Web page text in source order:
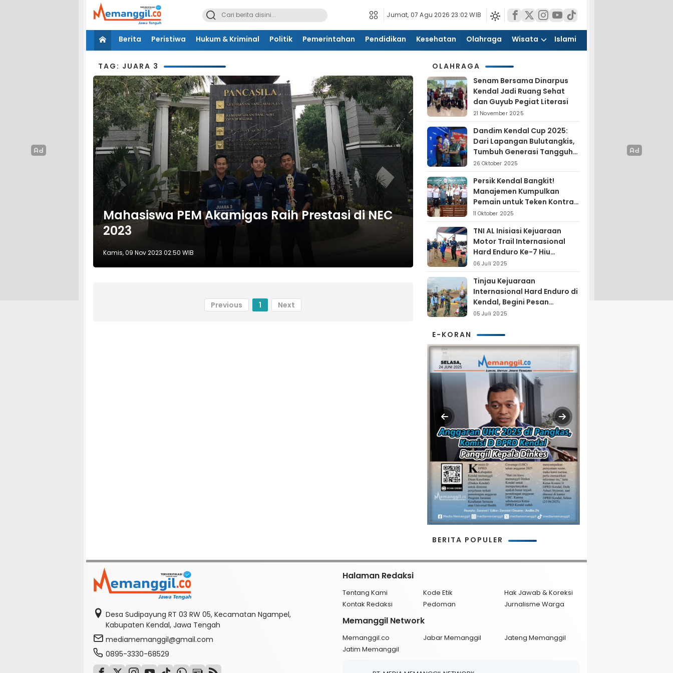
Jumat, 07 Agu 2026 23:02 WIB
Berita Peristiwa Hukum & Kriminal Politik Pemerintahan Pendidikan Kesehatan Olahraga Wisata Islami
TAG: JUARA 3
Mahasiswa PEM Akamigas Raih Prestasi di NEC
2023
Kamis, 09 Nov 2023 02:50 WIB
Previous 1 Next
OLAHRAGA
Senam Bersama Dinarpus
Kendal Jadi Ruang Sehat
dan Guyub Pegiat Literasi
21 November 2025
Dandim Kendal Cup 2025:
Dari Lapangan Bulutangkis,
Tumbuh Generasi Tangguh
dan Nasionalis
26 Oktober 2025
Persik Kendal Bangkit!
Manajemen Kumpulkan
Pemain untuk Teken Kontrak
Jelang Liga 4
11 Oktober 2025
TNI AL Inisiasi Kejuaraan
Motor Trail Internasional
Hard Enduro Ke-7 Hiu
Selatan
06 Juli 2025
Tinjau Kejuaraan
Internasional Hard Enduro di
Kendal, Begini Pesan
Laksamana Pertama TNI AL
05 Juli 2025
E-KORAN
BERITA POPULER
Desa Sudipayung RT 03 RW 05, Kecamatan Ngampel,
Kabupaten Kendal, Jawa Tengah
mediamemanggil@gmail.com
0895-3330-68529
Halaman Redaksi
Tentang Kami Kode Etik
Hak Jawab & Koreksi
Kontak Redaksi
Pedoman Jurnalisme Warga
Memanggil Network
Memanggil.co Jabar Memanggil
Jateng Memanggil
Jatim Memanggil